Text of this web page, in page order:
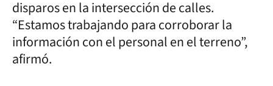
disparos en la intersección de calles.
“Estamos trabajando para corroborar la
información con el personal en el terreno”,
afirmó.